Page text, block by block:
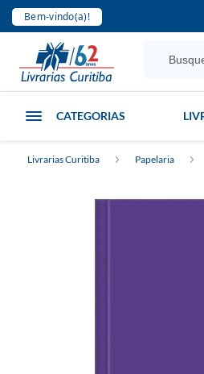
Bem-vindo(a)!
CATEGORIAS
Livrarias Curitiba Papelaria